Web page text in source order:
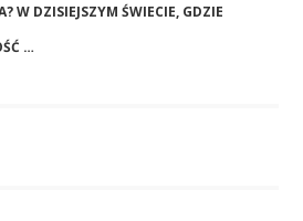
W DZISIEJSZYM ŚWIECIE, GDZIE
…